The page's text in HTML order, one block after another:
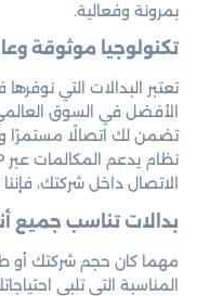
بمرونة وفعالية.
تكنولوجيا موثوقة
تعتبر البدالات التي
الأفضل في السوق
تضمن لك اتصالًا مستمرًا
الاتصال داخل شركتك،
بدالات تناسب جميع
مهما كان حجم شركتك أو
المناسبة التي تلبي